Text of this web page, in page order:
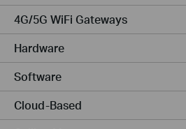
4G/5G WiFi Gateways
Hardware
Software
Cloud-Based